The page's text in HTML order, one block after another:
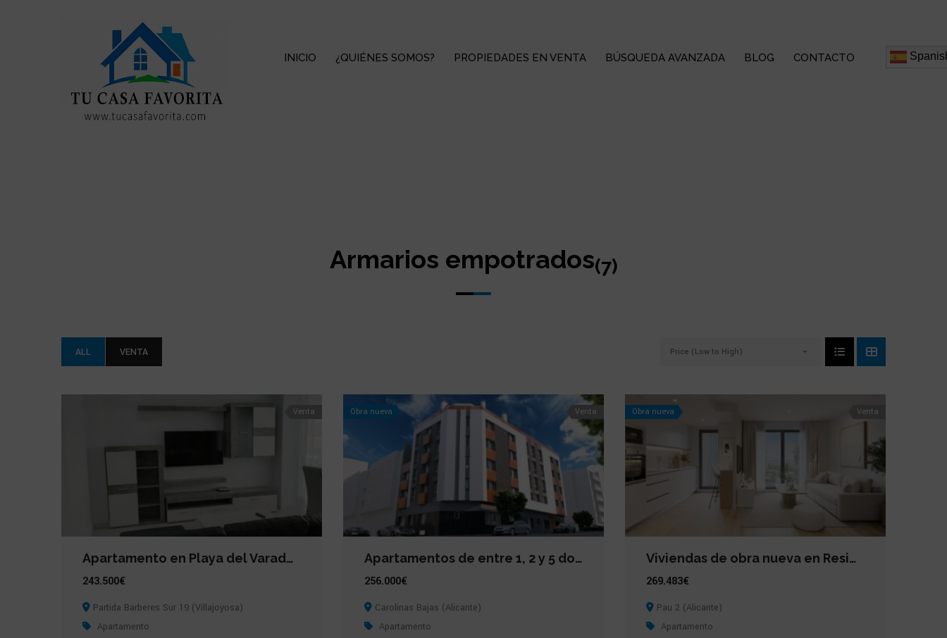
INICIO ¿QUIÉNES SOMOS? PROPIEDADES EN VENTA BÚSQUEDA AVANZADA BLOG CONTACTO
Armarios empotrados(7)
ALL VENTA Price (Low to High)
Venta
Apartamento en Playa del Varadero (Villajoyosa)
243.500€
Partida Barberes Sur 19 (Villajoyosa)
Apartamento
Obra nueva Venta
Apartamentos de entre 1, 2 y 5 dormitorios en Carolinas Bajas (Alicante)
256.000€
Carolinas Bajas (Alicante)
Apartamento
Obra nueva Venta
Viviendas de obra nueva en Residencial Volanta, Pau 2 (Alicante)
269.483€
Pau 2 (Alicante)
Apartamento